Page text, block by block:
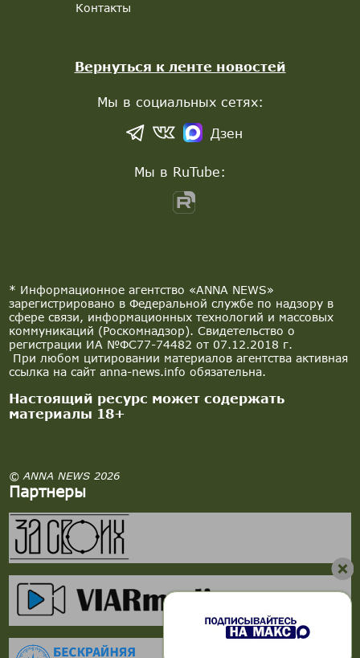
* Информационное агентство «ANNA NEWS»
зарегистрировано в Федеральной службе по надзору в
сфере связи, информационных технологий и массовых
коммуникаций (Роскомнадзор). Свидетельство о
регистрации ИА №ФС77-74482 от 07.12.2018 г.
При любом цитировании материалов агентства активная
ссылка на сайт anna-news.info обязательна.
Настоящий ресурс может содержать
материалы 18+
© ANNA NEWS 2026
Партнеры
Контакты
Вернуться к ленте новостей
Мы в социальных сетях:
Дзен
Мы в RuTube: